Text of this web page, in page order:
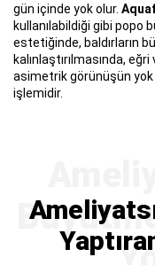
gün içinde yok olur.
kullanılabildiği gibi popo
estetiğinde, baldırların
kalınlaştırılmasında,
asimetrik görünüşün yok
işlemidir.